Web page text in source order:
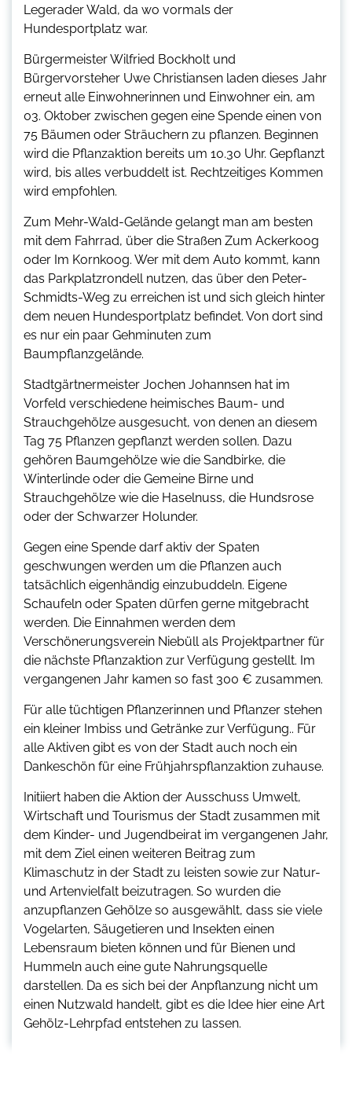
Legerader Wald, da wo vormals der
Hundesportplatz war.
Bürgermeister Wilfried Bockholt und
Bürgervorsteher Uwe Christiansen laden dieses Jahr
erneut alle Einwohnerinnen und Einwohner ein, am
03. Oktober zwischen gegen eine Spende einen von
75 Bäumen oder Sträuchern zu pflanzen. Beginnen
wird die Pflanzaktion bereits um 10.30 Uhr. Gepflanzt
wird, bis alles verbuddelt ist. Rechtzeitiges Kommen
wird empfohlen.
Zum Mehr-Wald-Gelände gelangt man am besten
mit dem Fahrrad, über die Straßen Zum Ackerkoog
oder Im Kornkoog. Wer mit dem Auto kommt, kann
das Parkplatzrondell nutzen, das über den Peter-
Schmidts-Weg zu erreichen ist und sich gleich hinter
dem neuen Hundesportplatz befindet. Von dort sind
es nur ein paar Gehminuten zum
Baumpflanzgelände.
Stadtgärtnermeister Jochen Johannsen hat im
Vorfeld verschiedene heimisches Baum- und
Strauchgehölze ausgesucht, von denen an diesem
Tag 75 Pflanzen gepflanzt werden sollen. Dazu
gehören Baumgehölze wie die Sandbirke, die
Winterlinde oder die Gemeine Birne und
Strauchgehölze wie die Haselnuss, die Hundsrose
oder der Schwarzer Holunder.
Gegen eine Spende darf aktiv der Spaten
geschwungen werden um die Pflanzen auch
tatsächlich eigenhändig einzubuddeln. Eigene
Schaufeln oder Spaten dürfen gerne mitgebracht
werden. Die Einnahmen werden dem
Verschönerungsverein Niebüll als Projektpartner für
die nächste Pflanzaktion zur Verfügung gestellt. Im
vergangenen Jahr kamen so fast 300 € zusammen.
Für alle tüchtigen Pflanzerinnen und Pflanzer stehen
ein kleiner Imbiss und Getränke zur Verfügung.. Für
alle Aktiven gibt es von der Stadt auch noch ein
Dankeschön für eine Frühjahrspflanzaktion zuhause.
Initiiert haben die Aktion der Ausschuss Umwelt,
Wirtschaft und Tourismus der Stadt zusammen mit
dem Kinder- und Jugendbeirat im vergangenen Jahr,
mit dem Ziel einen weiteren Beitrag zum
Klimaschutz in der Stadt zu leisten sowie zur Natur-
und Artenvielfalt beizutragen. So wurden die
anzupflanzen Gehölze so ausgewählt, dass sie viele
Vogelarten, Säugetieren und Insekten einen
Lebensraum bieten können und für Bienen und
Hummeln auch eine gute Nahrungsquelle
darstellen. Da es sich bei der Anpflanzung nicht um
einen Nutzwald handelt, gibt es die Idee hier eine Art
Gehölz-Lehrpfad entstehen zu lassen.